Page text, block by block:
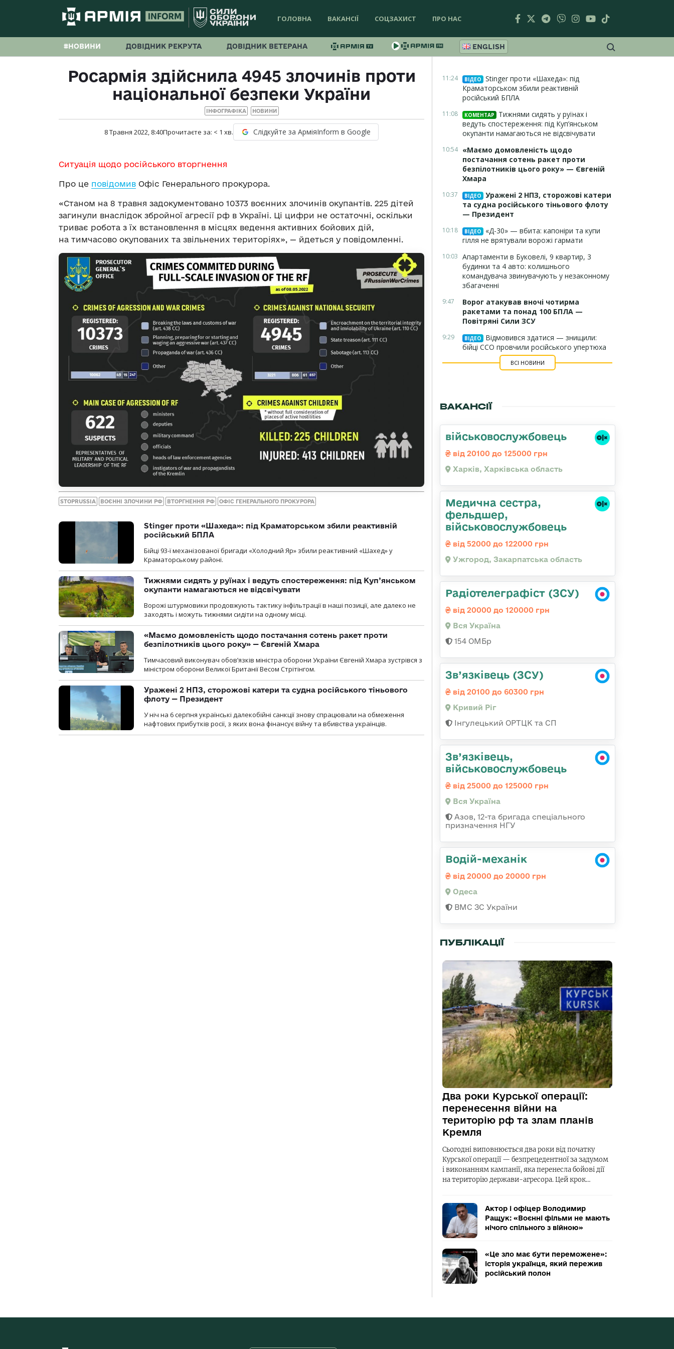
ГОЛОВНА ВАКАНСІЇ СОЦЗАХИСТ ПРО НАС
#НОВИНИ ДОВІДНИК РЕКРУТА ДОВІДНИК ВЕТЕРАНА ENGLISH
Росармія здійснила 4945 злочинів проти
національної безпеки України
ІНФОГРАФІКА НОВИНИ
8 Травня 2022, 8:40Прочитаєте за: < 1 хв. Слідкуйте за АрміяInform в Google
Ситуація щодо російського вторгнення
Про це повідомив Офіс Генерального прокурора.
«Станом на 8 травня задокументовано 10373 воєнних злочинів окупантів. 225 дітей
загинули внаслідок збройної агресії рф в Україні. Ці цифри не остаточні, оскільки
триває робота з їх встановлення в місцях ведення активних бойових дій,
на тимчасово окупованих та звільнених територіях», — йдеться у повідомленні.
STOPRUSSIA ВОЄННІ ЗЛОЧИНИ РФ ВТОРГНЕННЯ РФ ОФІС ГЕНЕРАЛЬНОГО ПРОКУРОРА
Stinger проти «Шахеда»: під Краматорськом збили реактивній
російський БПЛА
Бійці 93-ї механізованої бригади «Холодний Яр» збили реактивний «Шахед» у
Краматорському районі.
Тижнями сидять у руїнах і ведуть спостереження: під Куп’янськом
окупанти намагаються не відсвічувати
Ворожі штурмовики продовжують тактику інфільтрації в наші позиції, але далеко не
заходять і можуть тижнями сидіти на одному місці.
«Маємо домовленість щодо постачання сотень ракет проти
безпілотників цього року» — Євгеній Хмара
Тимчасовий виконувач обов’язків міністра оборони України Євгеній Хмара зустрівся з
міністром оборони Великої Британії Весом Стрітінгом.
Уражені 2 НПЗ, сторожові катери та судна російського тіньового
флоту — Президент
У ніч на 6 серпня українські далекобійні санкції знову спрацювали на обмеження
нафтових прибутків росії, з яких вона фінансує війну та вбивства українців.
11:24 ВІДЕО
Stinger проти «Шахеда»: під
Краматорськом збили реактивній
російський БПЛА
11:08 КОМЕНТАР
Тижнями сидять у руїнах і
ведуть спостереження: під Куп’янськом
окупанти намагаються не відсвічувати
10:54 «Маємо домовленість щодо
постачання сотень ракет проти
безпілотників цього року» — Євгеній
Хмара
10:37 ВІДЕО
Уражені 2 НПЗ, сторожові катери
та судна російського тіньового флоту
— Президент
10:18 ВІДЕО
«Д-30» — вбита: капоніри та купи
гілля не врятували ворожі гармати
10:03 Апартаменти в Буковелі, 9 квартир, 3
будинки та 4 авто: колишнього
командувача звинувачують у незаконному
збагаченні
9:47
Ворог атакував вночі чотирма
ракетами та понад 100 БПЛА —
Повітряні Сили ЗСУ
9:29 ВІДЕО
Відмовився здатися — знищили:
бійці ССО провчили російського упертюха
ВСІ НОВИНИ
ВАКАНСІЇ
військовослужбовець
від 20100 до 125000 грн
Харків, Харківська область
Медична сестра,
фельдшер,
військовослужбовець
від 52000 до 122000 грн
Ужгород, Закарпатська область
Радіотелеграфіст (ЗСУ)
від 20000 до 120000 грн
Вся Україна
154 ОМБр
Зв’язківець (ЗСУ)
від 20100 до 60300 грн
Кривий Ріг
Інгулецький ОРТЦК та СП
Зв’язківець,
військовослужбовець
від 25000 до 125000 грн
Вся Україна
Азов, 12-та бригада спеціального
призначення НГУ
Водій-механік
від 20000 до 20000 грн
Одеса
ВМС ЗС України
ПУБЛІКАЦІЇ
Два роки Курської операції:
перенесення війни на
територію рф та злам планів
Кремля
Сьогодні виповнюється два роки від початку
Курської операції — безпрецедентної за задумом
і виконанням кампанії, яка перенесла бойові дії
на територію держави-агресора. Цей крок…
Актор і офіцер Володимир
Ращук: «Воєнні фільми не мають
нічого спільного з війною»
«Це зло має бути переможене»:
історія українця, який пережив
російський полон